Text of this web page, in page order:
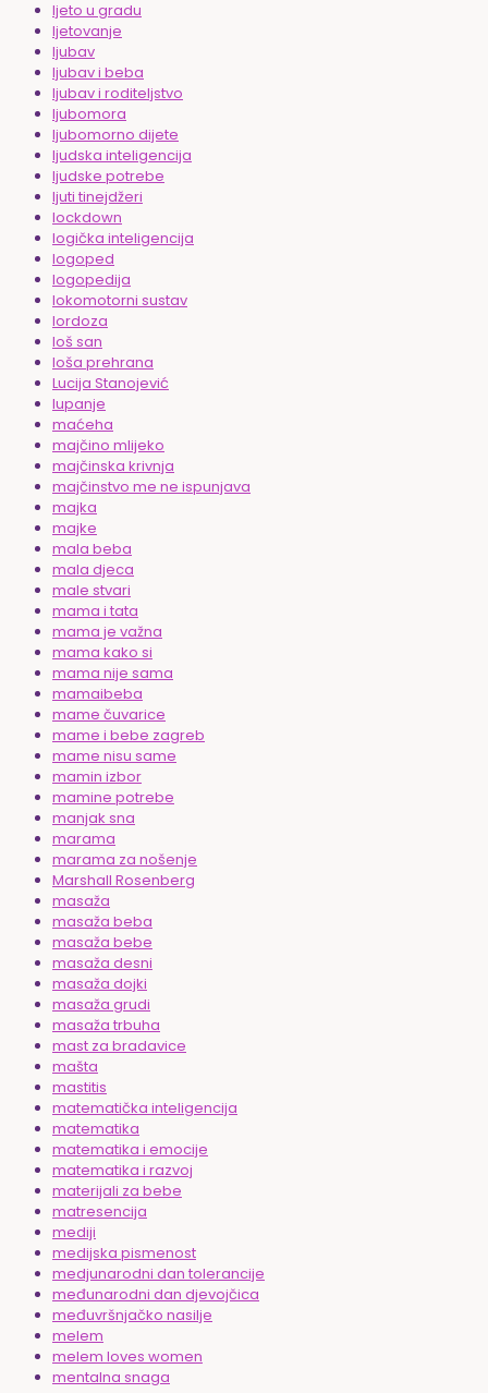
ljeto u gradu
ljetovanje
ljubav
ljubav i beba
ljubav i roditeljstvo
ljubomora
ljubomorno dijete
ljudska inteligencija
ljudske potrebe
ljuti tinejdžeri
lockdown
logička inteligencija
logoped
logopedija
lokomotorni sustav
lordoza
loš san
loša prehrana
Lucija Stanojević
lupanje
maćeha
majčino mlijeko
majčinska krivnja
majčinstvo me ne ispunjava
majka
majke
mala beba
mala djeca
male stvari
mama i tata
mama je važna
mama kako si
mama nije sama
mamaibeba
mame čuvarice
mame i bebe zagreb
mame nisu same
mamin izbor
mamine potrebe
manjak sna
marama
marama za nošenje
Marshall Rosenberg
masaža
masaža beba
masaža bebe
masaža desni
masaža dojki
masaža grudi
masaža trbuha
mast za bradavice
mašta
mastitis
matematička inteligencija
matematika
matematika i emocije
matematika i razvoj
materijali za bebe
matresencija
mediji
medijska pismenost
medjunarodni dan tolerancije
međunarodni dan djevojčica
međuvršnjačko nasilje
melem
melem loves women
mentalna snaga